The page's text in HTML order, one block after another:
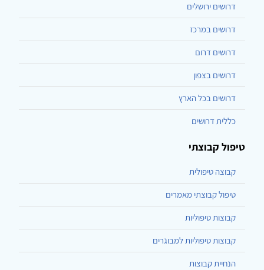
דרושים ירושלים
דרושים במרכז
דרושים דרום
דרושים בצפון
דרושים בכל הארץ
כללית דרושים
טיפול קבוצתי
קבוצה טיפולית
טיפול קבוצתי מאמרים
קבוצות טיפוליות
קבוצות טיפוליות למבוגרים
הנחיית קבוצות